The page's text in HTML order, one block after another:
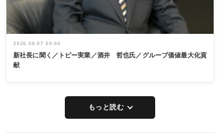
2026.08.07 05:00
新社長に聞く／トピー実業／酒井 哲也氏／グループ価値最大化貢
献
もっと読む